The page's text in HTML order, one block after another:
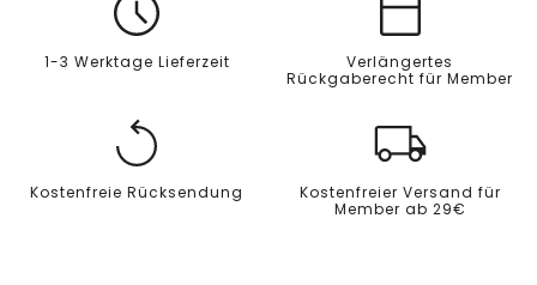
1-3 Werktage Lieferzeit
Verlängertes
Rückgaberecht für Member
Kostenfreie Rücksendung
Kostenfreier Versand für
Member ab 29€